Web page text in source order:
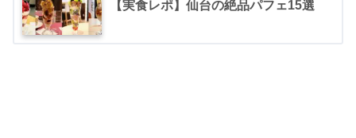
【実食レポ】仙台の絶品パフェ15選